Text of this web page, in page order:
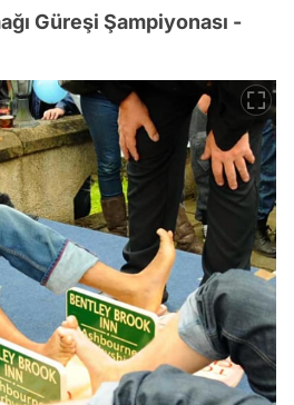
Güreşi Şampiyonası -